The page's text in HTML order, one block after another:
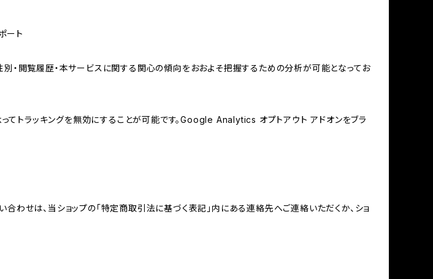
ート
閲覧履歴・本サービスに関する関心の傾向をおおよそ把握するための分析が可能となってお
トラッキングを無効にすることが可能です。Google Analytics オプトアウト アドオンをブラ
わせは、当ショップの「特定商取引法に基づく表記」内にある連絡先へご連絡いただくか、ショ